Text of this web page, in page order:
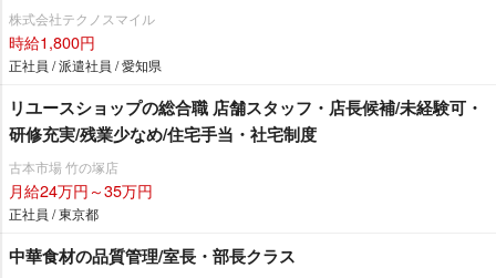
株式会社テクノスマイル
時給1,800円
正社員 / 派遣社員 / 愛知県
リユースショップの総合職 店舗スタッフ・店長候補/未経験可・
研修充実/残業少なめ/住宅手当・社宅制度
古本市場 竹の塚店
月給24万円～35万円
正社員 / 東京都
中華食材の品質管理/室長・部長クラス